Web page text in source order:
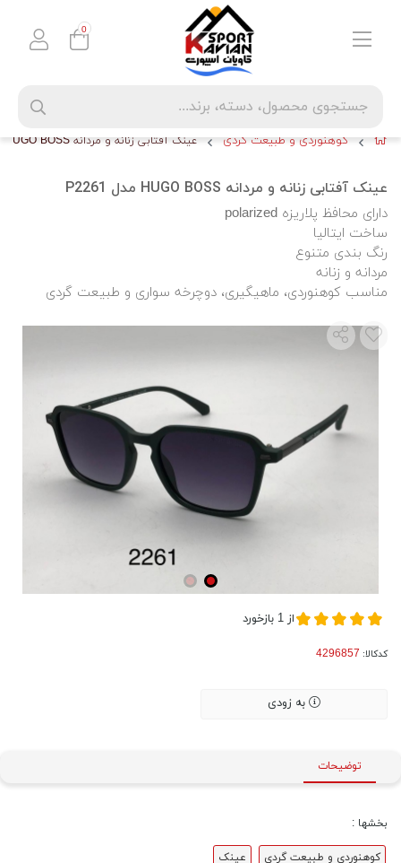
کوهنوردی و طبیعت گردی عینک آفتابی زنانه و مردانه HUGO BOSS مدل P2261
عینک آفتابی زنانه و مردانه HUGO BOSS مدل P2261
دارای محافظ پلاریزه polarized
ساخت ايتاليا
رنگ بندی متنوع
مردانه و زنانه
مناسب کوهنوردی، ماهیگیری، دوچرخه سواری و طبیعت گردی
از 1 بازخورد
کدکالا:
به زودی
توضیحات
بخشها :
کوهنوردی و طبیعت گردی عینک
0